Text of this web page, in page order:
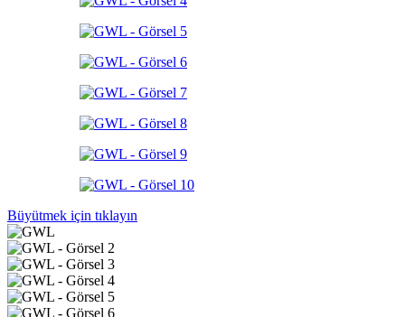
Büyütmek için tıklayın